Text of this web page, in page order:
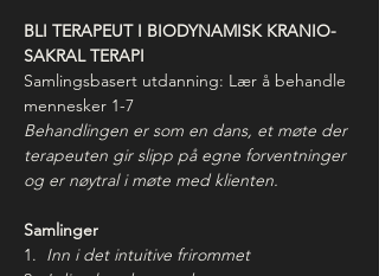
BLI TERAPEUT I BIODYNAMISK KRANIO-
SAKRAL TERAPI
Samlingsbasert utdanning: Lær å behandle
mennesker 1-7
Behandlingen er som en dans, et møte der
terapeuten gir slipp på egne forventninger
og er nøytral i møte med klienten.
Samlinger
1. Inn i det intuitive frirommet